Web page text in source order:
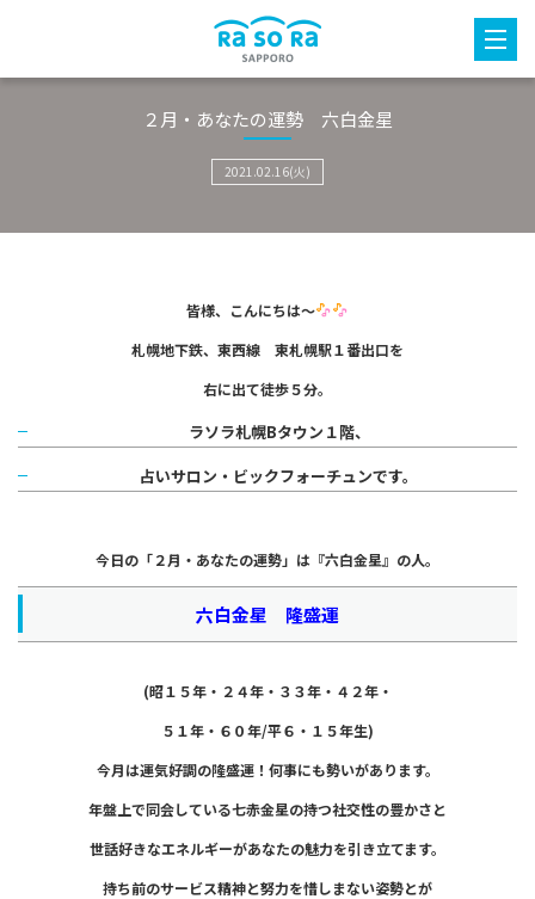
２月・あなたの運勢 六白金星
2021.02.16(火)
皆様、こんにちは～
札幌地下鉄、東西線 東札幌駅１番出口を
右に出て徒歩５分。
ラソラ札幌Bタウン１階、
占いサロン・ビックフォーチュンです。
今日の「２月・あなたの運勢」は 『六白金星』の人。
六白金星 隆盛運
(昭１５年・２４年・３３年・４２年・
５１年・６０年/平６・１５年生)
今月は運気好調の隆盛運！ 何事にも勢いがあります。
年盤上で同会している七赤金星の持つ社交性の豊かさと
世話好きなエネルギーがあなたの魅力を引き立てます。
持ち前のサービス精神と努力を惜しまない姿勢とが